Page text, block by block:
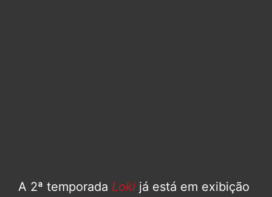
A 2ª temporada Loki já está em exibição